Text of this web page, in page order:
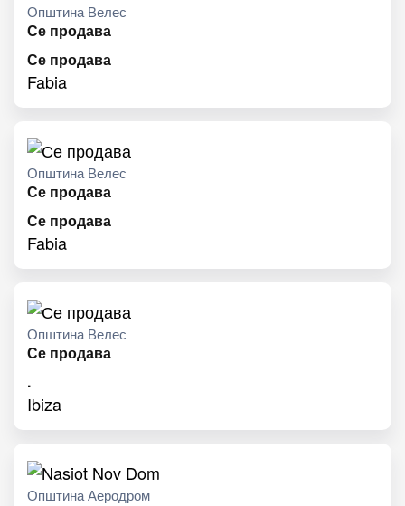
Општина Велес
Се продава
Се продава
Fabia
Општина Велес
Се продава
Се продава
Fabia
Општина Велес
Се продава
.
Ibiza
Општина Аеродром